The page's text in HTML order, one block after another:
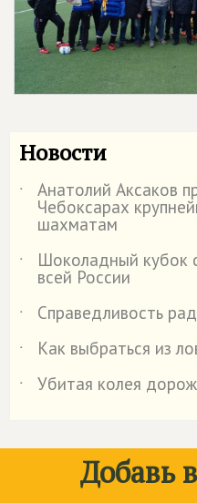
Новости
˙ Анатолий Аксаков
Чебоксарах
шахматам
˙
Шоколадный кубок
всей России
˙
Справедливость
˙
Как выбраться из
˙
Убитая колея
Добавь